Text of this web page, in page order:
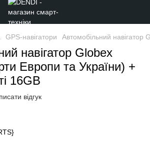
GPS-навігатори Автомобільний навігатор
навігатор Globex
Европи та України) +
16GB
відгук